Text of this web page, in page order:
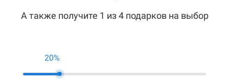
А также получите 1 из 4 подарков на выбор
20%